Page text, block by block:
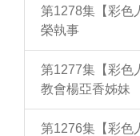
第1278集【彩色
榮執事
第1277集【彩色
教會楊亞香姊妹
第1276集【彩色